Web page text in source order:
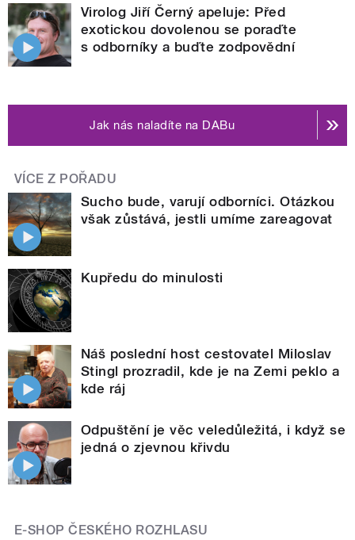
Virolog Jiří Černý apeluje: Před
exotickou dovolenou se poraďte
s odborníky a buďte zodpovědní
Jak nás naladíte na DABu
VÍCE Z POŘADU
Sucho bude, varují odborníci. Otázkou
však zůstává, jestli umíme zareagovat
Kupředu do minulosti
Náš poslední host cestovatel Miloslav
Stingl prozradil, kde je na Zemi peklo a
kde ráj
Odpuštění je věc veledůležitá, i když se
jedná o zjevnou křivdu
E-SHOP ČESKÉHO ROZHLASU